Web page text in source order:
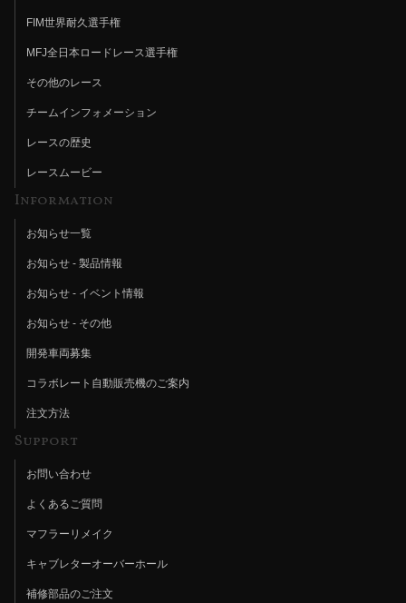
FIM世界耐久選手権
MFJ全日本ロードレース選手権
その他のレース
チームインフォメーション
レースの歴史
レースムービー
Information
お知らせ一覧
お知らせ - 製品情報
お知らせ - イベント情報
お知らせ - その他
開発車両募集
コラボレート自動販売機のご案内
注文方法
Support
お問い合わせ
よくあるご質問
マフラーリメイク
キャブレターオーバーホール
補修部品のご注文